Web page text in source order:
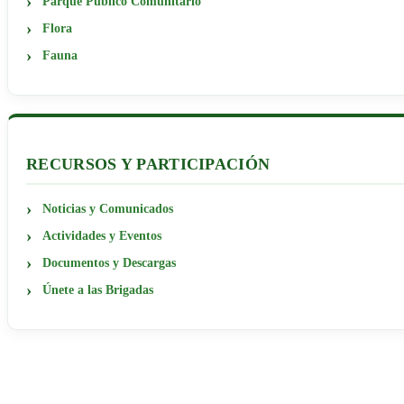
Flora
Fauna
RECURSOS Y PARTICIPACIÓN
Noticias y Comunicados
Actividades y Eventos
Documentos y Descargas
Únete a las Brigadas